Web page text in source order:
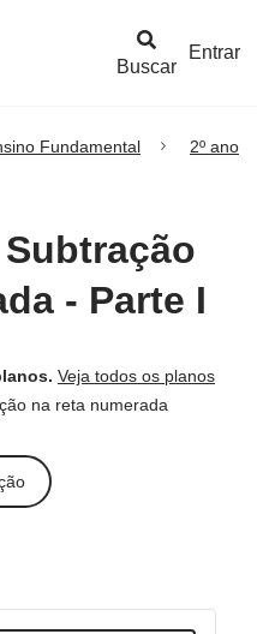
Buscar
Entrar
Fundamental 2º ano
- Parte I
Veja todos os planos
na reta numerada